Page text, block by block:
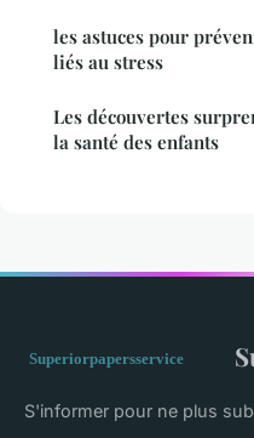
les astuces pour
liés au stress
Les découvertes
la santé des enfants
S'informer pour ne plus